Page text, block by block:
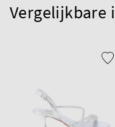
Vergelijkbare